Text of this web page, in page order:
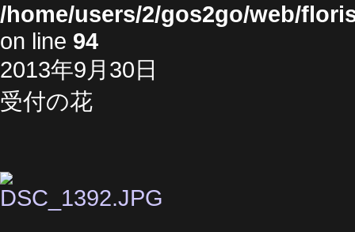
/home/users/2/gos2go/web/
on line 94
2013年9月30日
受付の花